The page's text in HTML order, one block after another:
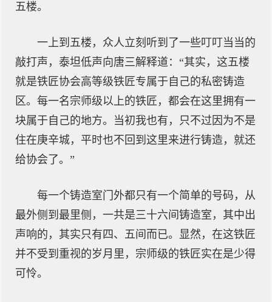
五楼。
一上到五楼，众人立刻听到了一些叮叮当当的
敲打声，泰坦低声向唐三解释道：“其实，这五楼
就是铁匠协会高等级铁匠专属于自己的私密铸造
区。每一名宗师级以上的铁匠，都会在这里拥有一
块属于自己的地方。当初我也有，只不过因为不是
住在庚辛城，平时也不回到这里来进行铸造，就还
给协会了。”
每一个铸造室门外都只有一个简单的号码，从
最外侧到最里侧，一共是三十六间铸造室，其中出
声响的，其实只有四、五间而已。显然，在这铁匠
并不受到重视的岁月里，宗师级的铁匠实在是少得
可怜。